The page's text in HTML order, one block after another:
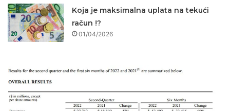
Koja je maksimalna uplata na tekući
račun !?
01/04/2026